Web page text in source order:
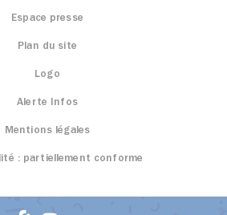
Espace presse
Plan du site
Logo
Alerte Infos
Mentions légales
: partiellement conforme